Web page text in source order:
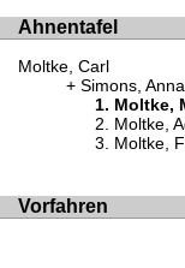
Ahnentafel
Moltke, Carl
Simons,
Moltke,
Moltke,
Moltke,
Vorfahren